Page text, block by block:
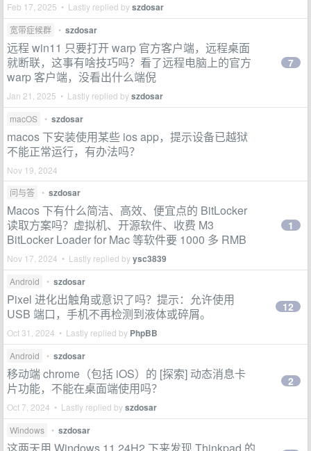
Feb 17, 2025 • Lastly replied byszdosar
宽带症候群 • szdosar
远程 win11 只要打开 warp 官方客户端，远程桌面
就断联，这事有啥技巧吗？看了远程电脑上的官方
warp 客户端，没看出什么端倪
Jan 21, 2025 • Lastly replied byszdosar
7
macOS • szdosar
macos 下安装使用某些 ios app，提示设备已越狱
不能正常运行，有办法吗？
Nov 19, 2024
问与答
• szdosar
Macos 下有什么简洁、高效、便宜点的 BitLocker
读取方案吗？虚拟机、开源软件、收费 M3
BitLocker Loader for Mac 等软件要 1000 多 RMB
Nov 17, 2024 • Lastly replied byysc3839
1
Android • szdosar
Pixel 进化出触角或意识了吗？提示：允许使用
USB 端口，手机不再检测到液体或碎屑。
Oct 31, 2024 • Lastly replied by PhpBB
12
Android • szdosar
移动端 chrome（包括 iOS）的 [探索] 动态消息卡
片功能，不能在桌面端使用吗？
Oct 7, 2024 • Lastly replied byszdosar
2
Windows • szdosar